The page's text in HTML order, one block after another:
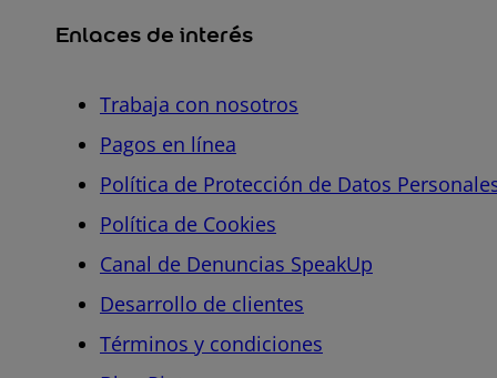
Enlaces de interés
Trabaja con nosotros
Pagos en línea
Política de Protección de Datos
Política de Cookies
Canal de Denuncias SpeakUp
Desarrollo de clientes
Términos y condiciones